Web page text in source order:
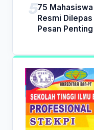
75
Resmi
Pesan Penting